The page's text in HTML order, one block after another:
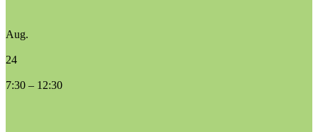
Aug.
24
7:30 – 12:30